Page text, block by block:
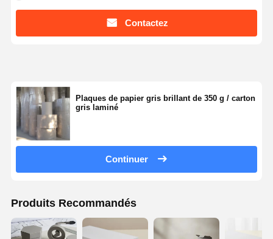
Contactez
Plaques de papier gris brillant de 350 g / carton
gris laminé
Continuer
Produits Recommandés